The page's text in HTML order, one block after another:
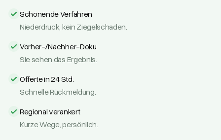
Schonende Verfahren
Niederdruck, kein Ziegelschaden.
Vorher-/Nachher-Doku
Sie sehen das Ergebnis.
Offerte in 24 Std.
Schnelle Rückmeldung.
Regional verankert
Kurze Wege, persönlich.